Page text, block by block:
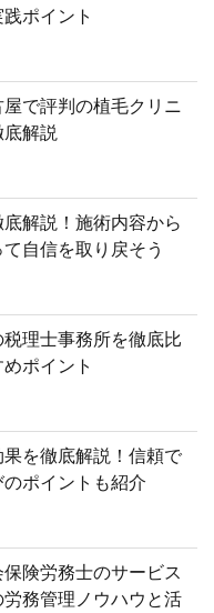
ポイント
屋で評判の植毛クリニ
解説
解説！施術内容から
自信を取り戻そう
理士事務所を徹底比
ポイント
を徹底解説！信頼で
ポイントも紹介
険労務士のサービス
務管理ノウハウと活